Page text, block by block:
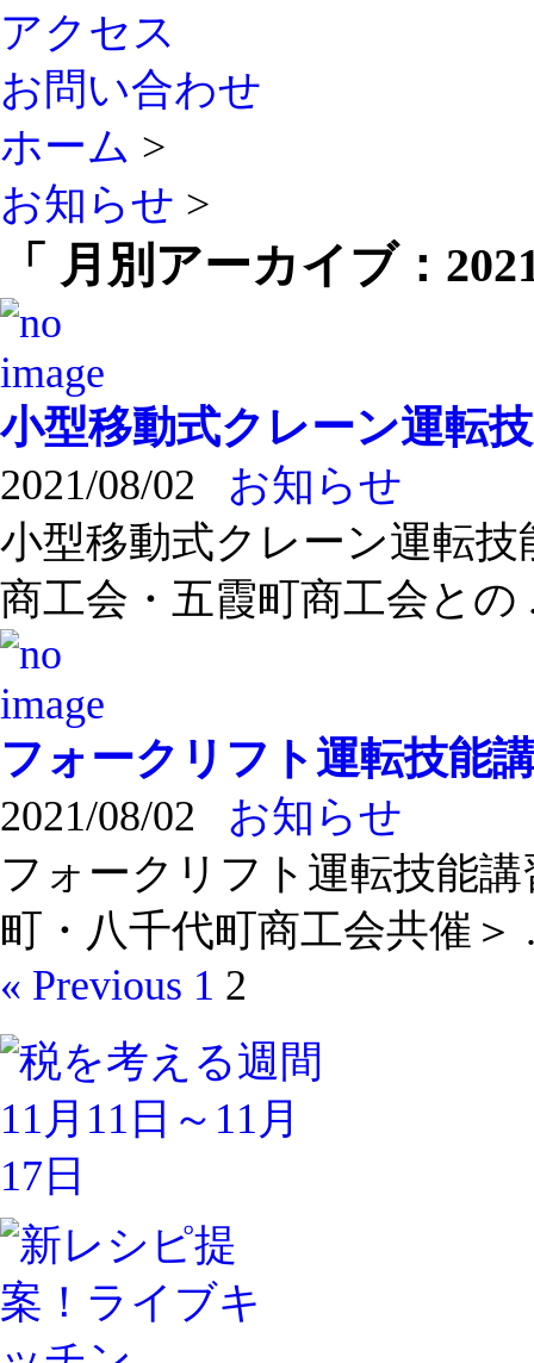
アクセス
お問い合わせ
ホーム >
お知らせ >
「 月別アーカイブ：
小型移動式クレーン運転
2021/08/02
お知らせ
小型移動式クレーン運転
商工会・五霞町商工会との
フォークリフト運転技能
2021/08/02
お知らせ
フォークリフト運転技能
町・八千代町商工会共催＞
« Previous 1 2